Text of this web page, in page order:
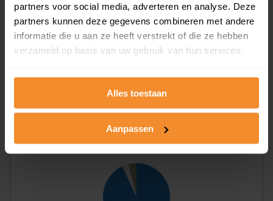
partners voor social media, adverteren en analyse. Deze
partners kunnen deze gegevens combineren met andere
informatie die u aan ze heeft verstrekt of die ze hebben
verzameld op basis van uw gebruik van hun services.
Alles toestaan
Aanpassen
Eénpersoons
26%
Herkomst